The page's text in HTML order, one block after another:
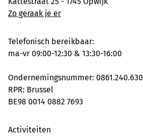
Zo geraak je er
Telefonisch bereikbaar:
ma-vr 09:00-12:30 & 13:30-16:00
Ondernemingsnummer: 0861.240.630
RPR: Brussel
BE98 0014 0882 7693
Activiteiten